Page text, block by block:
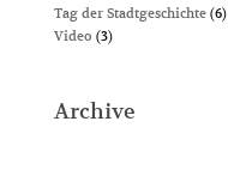
Tag der Stadtgeschichte(6)
Video (3)
Archive